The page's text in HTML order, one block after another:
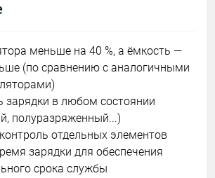
меньше на 40 %, а ёмкость —
(по сравнению с аналогичными
зарядки в любом состоянии
полуразряженный...)
отдельных элементов
зарядки для обеспечения
срока службы